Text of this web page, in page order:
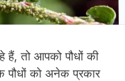
हैं, तो आपको पौधों की
को अनेक प्रकार